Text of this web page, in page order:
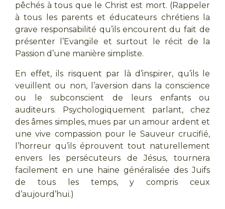
pêchés à tous que le Christ est mort. (Rappeler
à tous les parents et éducateurs chrétiens la
grave responsabilité qu’ils encourent du fait de
présenter l’Evangile et surtout le récit de la
Passion d’une manière simpliste.
En effet, ils risquent par là d’inspirer, qu’ils le
veuillent ou non, l’aversion dans la conscience
ou le subconscient de leurs enfants ou
auditeurs. Psychologiquement parlant, chez
des âmes simples, mues par un amour ardent et
une vive compassion pour le Sauveur crucifié,
l’horreur qu’ils éprouvent tout naturellement
envers les persécuteurs de Jésus, tournera
facilement en une haine généralisée des Juifs
de tous les temps, y compris ceux
d’aujourd’hui.)